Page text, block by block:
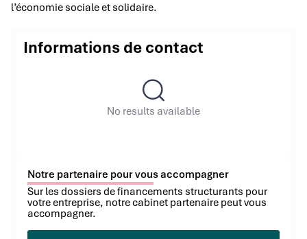
l’économie sociale et solidaire.
Informations de contact
No results available
Notre partenaire pour vous accompagner
Sur les dossiers de financements structurants pour
votre entreprise, notre cabinet partenaire peut vous
accompagner.